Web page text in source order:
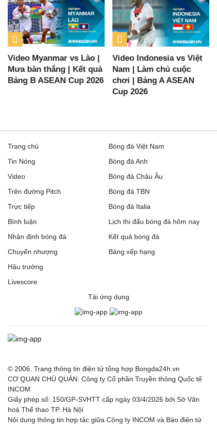
Video Myanmar vs Lào |
Mưa bàn thắng | Kết quả
Bảng B ASEAN Cup 2026
Video Indonesia vs Việt
Nam | Làm chủ cuộc
chơi | Bảng A ASEAN
Cup 2026
Trang chủ
Tin Nóng
Video
Trên đường Pitch
Trực tiếp
Bóng đá Việt Nam
Bóng đá Anh
Bóng đá Châu Âu
Bóng đá TBN
Bóng đá Italia
Bình luận
Nhận định bóng đá
Chuyển nhượng
Hậu trường
Livescore
Lịch thi đấu bóng đá hôm nay
Kết quả bóng đá
Bảng xếp hạng
Tải ứng dụng
© 2006. Trang thông tin điện tử tổng hợp Bongda24h.vn
CƠ QUAN CHỦ QUẢN: Công ty Cổ phần Truyền thông Quốc tế
INCOM
Giấy phép số: 150/GP-SVHTT cấp ngày 03/4/2026 bởi Sở Văn
hoá Thể thao TP. Hà Nội
Nội dung thông tin hợp tác giữa Công ty INCOM và Báo điện tử